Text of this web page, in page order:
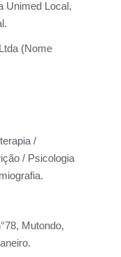
Unimed Local,
(Nome
/
/ Psicologia
Mutondo,